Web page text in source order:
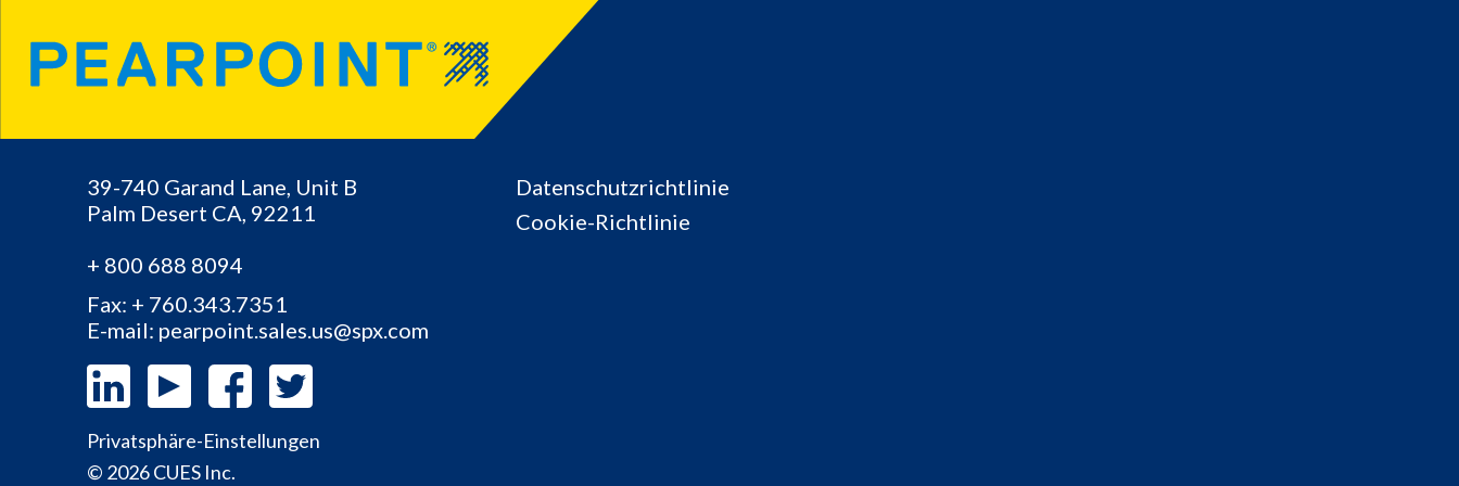
39-740 Garand Lane, Unit B
Palm Desert CA, 92211
+ 800 688 8094
Fax: + 760.343.7351
E-mail: pearpoint.sales.us@spx.com
Datenschutzrichtlinie
Cookie-Richtlinie
Privatsphäre-Einstellungen
© 2026 CUES Inc.